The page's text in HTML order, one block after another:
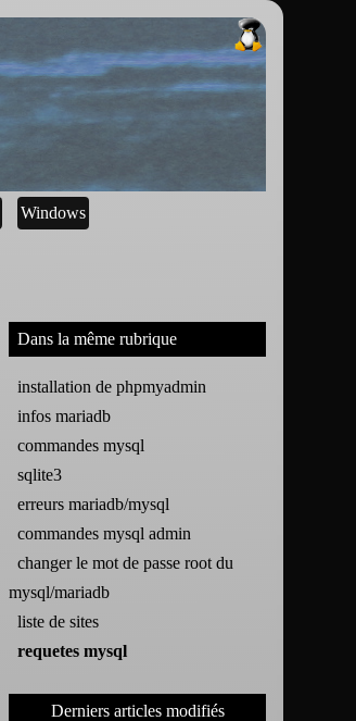
Windows
Dans la même rubrique
installation de phpmyadmin
infos mariadb
commandes mysql
sqlite3
erreurs mariadb/mysql
commandes mysql admin
changer le mot de passe root du
mysql/mariadb
liste de sites
requetes mysql
Derniers articles modifiés